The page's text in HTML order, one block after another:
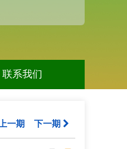
联系我们
上一期 下一期